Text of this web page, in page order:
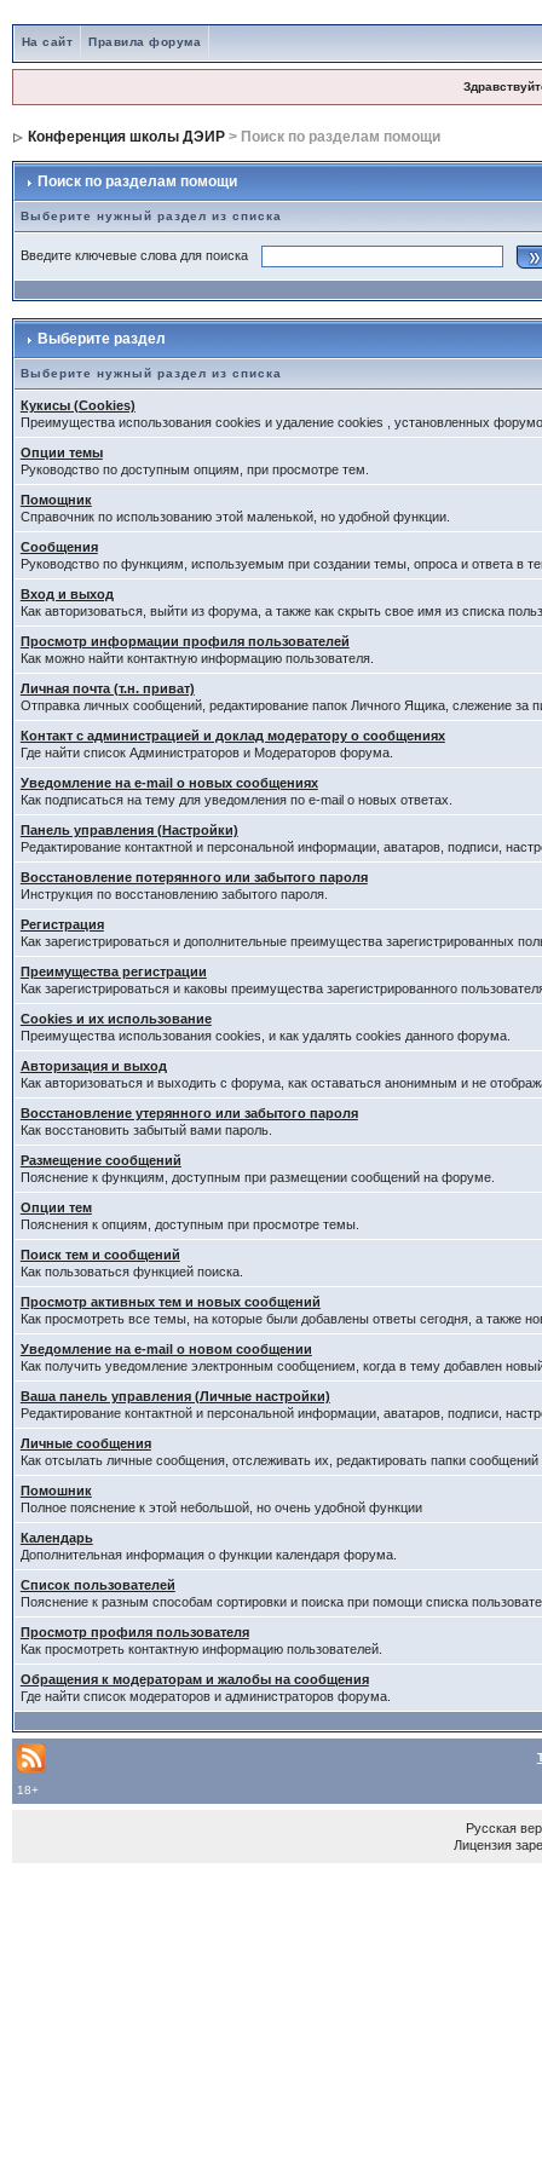
На сайт Правила форума
Конференция школы ДЭИР> Поиск по разделам помощи
Поиск по разделам помощи
Выберите нужный раздел из списка
Введите ключевые слова для поиска
Выберите раздел
Выберите нужный раздел из списка
Кукисы (Cookies)
Преимущества использования cookies и удаление cookies , установленных
Опции темы
Руководство по доступным опциям, при просмотре тем.
Помощник
Справочник по использованию этой маленькой, но удобной функции.
Сообщения
Руководство по функциям, используемым при создании темы, опроса и ответа в
Вход и выход
Как авторизоваться, выйти из форума, а также как скрыть свое имя из списка
Просмотр информации профиля пользователей
Как можно найти контактную информацию пользователя.
Личная почта (т.н. приват)
Отправка личных сообщений, редактирование папок Личного Ящика, слежение за
Контакт с администрацией и доклад модератору о сообщениях
Где найти список Администраторов и Модераторов форума.
Уведомление на e-mail о новых сообщениях
Как подписаться на тему для уведомления по e-mail о новых ответах.
Панель управления (Настройки)
Редактирование контактной и персональной информации, аватаров, подписи,
Восстановление потерянного или забытого пароля
Инструкция по восстановлению забытого пароля.
Регистрация
Как зарегистрироваться и дополнительные преимущества зарегистрированных
Преимущества регистрации
Как зарегистрироваться и каковы преимущества зарегистрированного
Cookies и их использование
Преимущества использования cookies, и как удалять cookies данного форума.
Авторизация и выход
Как авторизоваться и выходить с форума, как оставаться анонимным и не
Восстановление утерянного или забытого пароля
Как восстановить забытый вами пароль.
Размещение сообщений
Пояснение к функциям, доступным при размещении сообщений на форуме.
Опции тем
Пояснения к опциям, доступным при просмотре темы.
Поиск тем и сообщений
Как пользоваться функцией поиска.
Просмотр активных тем и новых сообщений
Как просмотреть все темы, на которые были добавлены ответы сегодня, а также
Уведомление на е-mail о новом сообщении
Как получить уведомление электронным сообщением, когда в тему добавлен
Ваша панель управления (Личные настройки)
Редактирование контактной и персональной информации, аватаров, подписи,
Личные сообщения
Как отсылать личные сообщения, отслеживать их, редактировать папки
Помошник
Полное пояснение к этой небольшой, но очень удобной функции
Календарь
Дополнительная информация о функции календаря форума.
Список пользователей
Пояснение к разным способам сортировки и поиска при помощи списка
Просмотр профиля пользователя
Как просмотреть контактную информацию пользователей.
Обращения к модераторам и жалобы на сообщения
Где найти список модераторов и администраторов форума.
18+
Русская
Лицензия